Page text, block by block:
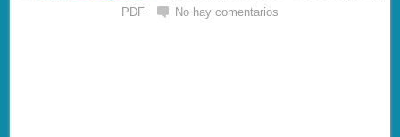
PDF
No hay comentarios